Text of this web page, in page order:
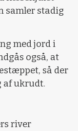
samler stadig
med jord i
også, at
så der
af ukrudt.
river